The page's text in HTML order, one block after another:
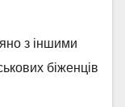
з іншими
біженців